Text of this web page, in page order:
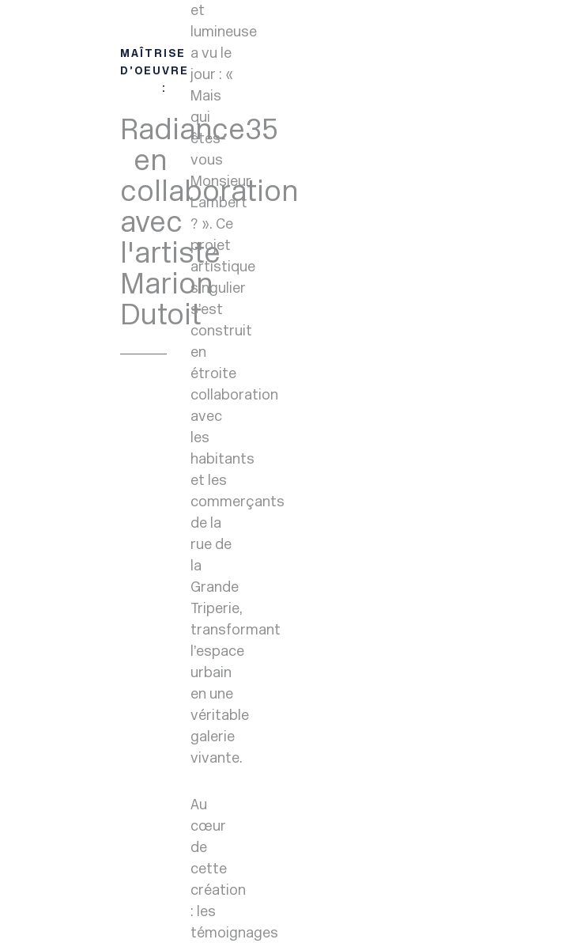
MAÎTRISE
D’OEUVRE
:
Radiance35
en
collaboration
avec
l'artiste
Marion
Dutoit
et
lumineuse
a vu le
jour : «
Mais
qui
êtes-
vous
Monsieur
Lambert
? ». Ce
projet
artistique
singulier
s’est
construit
en
étroite
collaboration
avec
les
habitants
et les
commerçants
de la
rue de
la
Grande
Triperie,
transformant
l’espace
urbain
en une
véritable
galerie
vivante.
Au
cœur
de
cette
création
: les
témoignages